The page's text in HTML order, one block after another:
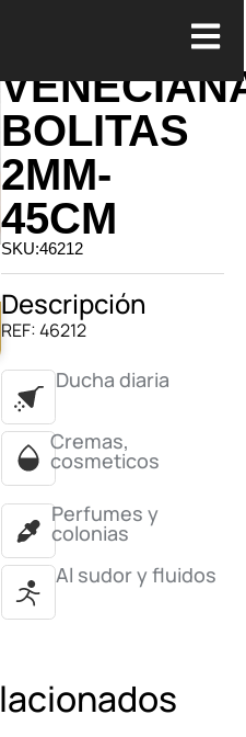
BOLITAS
2MM-
45CM
SKU:46212
Descripción
REF: 46212
Ducha diaria
Cremas,
cosmeticos
Perfumes y
colonias
Al sudor y fluidos